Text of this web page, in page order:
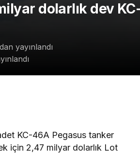
dolarlık dev
yayınlandı
KC-46A Pegasus tanker
için 2,47 milyar dolarlık Lot